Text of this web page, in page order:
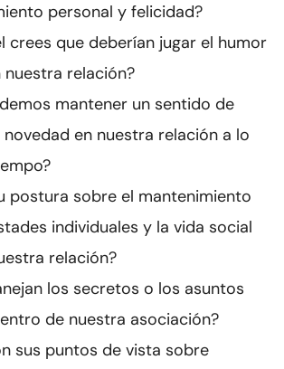
personal y felicidad?
crees que deberían jugar el humor
nuestra relación?
mantener un sentido de
en nuestra relación a lo
postura sobre el mantenimiento
individuales y la vida social
relación?
los secretos o los asuntos
de nuestra asociación?
sus puntos de vista sobre